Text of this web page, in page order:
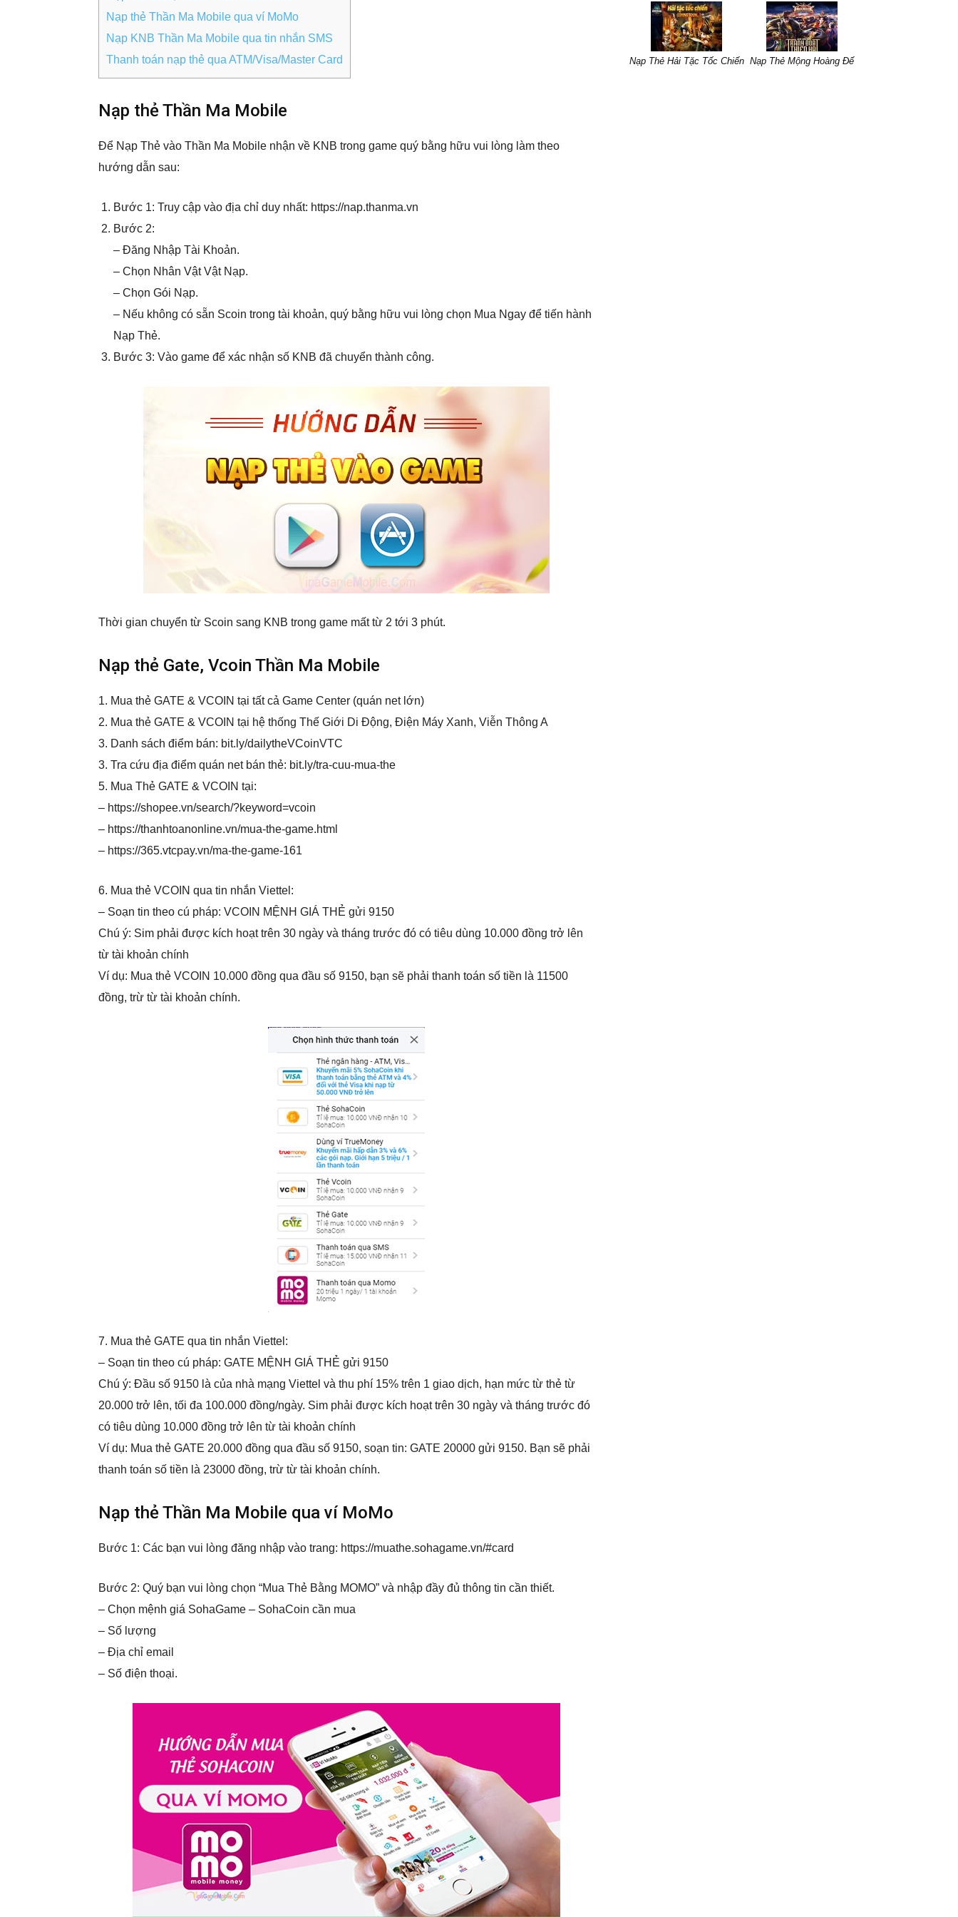
Nạp thẻ Thần Ma Mobile qua ví MoMo
Nạp KNB Thần Ma Mobile qua tin nhắn SMS
Thanh toán nạp thẻ qua ATM/Visa/Master Card
Nạp thẻ Thần Ma Mobile
Để Nạp Thẻ vào Thần Ma Mobile nhận về KNB trong game quý bằng hữu vui lòng làm theo
hướng dẫn sau:
Bước 1: Truy cập vào địa chỉ duy nhất: https://nap.thanma.vn
Bước 2:
– Đăng Nhập Tài Khoản.
– Chọn Nhân Vật Vật Nạp.
– Chọn Gói Nạp.
– Nếu không có sẵn Scoin trong tài khoản, quý bằng hữu vui lòng chọn Mua Ngay để tiến hành
Nạp Thẻ.
Bước 3: Vào game để xác nhận số KNB đã chuyển thành công.
Thời gian chuyển từ Scoin sang KNB trong game mất từ 2 tới 3 phút.
Nạp thẻ Gate, Vcoin Thần Ma Mobile
1. Mua thẻ GATE & VCOIN tại tất cả Game Center (quán net lớn)
2. Mua thẻ GATE & VCOIN tại hệ thống Thế Giới Di Động, Điện Máy Xanh, Viễn Thông A
3. Danh sách điểm bán: bit.ly/dailytheVCoinVTC
3. Tra cứu địa điểm quán net bán thẻ: bit.ly/tra-cuu-mua-the
5. Mua Thẻ GATE & VCOIN tại:
– https://shopee.vn/search/?keyword=vcoin
– https://thanhtoanonline.vn/mua-the-game.html
– https://365.vtcpay.vn/ma-the-game-161
6. Mua thẻ VCOIN qua tin nhắn Viettel:
– Soạn tin theo cú pháp: VCOIN MỆNH GIÁ THẺ gửi 9150
Chú ý: Sim phải được kích hoạt trên 30 ngày và tháng trước đó có tiêu dùng 10.000 đồng trở lên
từ tài khoản chính
Ví dụ: Mua thẻ VCOIN 10.000 đồng qua đầu số 9150, bạn sẽ phải thanh toán số tiền là 11500
đồng, trừ từ tài khoản chính.
7. Mua thẻ GATE qua tin nhắn Viettel:
– Soạn tin theo cú pháp: GATE MỆNH GIÁ THẺ gửi 9150
Chú ý: Đầu số 9150 là của nhà mạng Viettel và thu phí 15% trên 1 giao dịch, hạn mức từ thẻ từ
20.000 trở lên, tối đa 100.000 đồng/ngày. Sim phải được kích hoạt trên 30 ngày và tháng trước đó
có tiêu dùng 10.000 đồng trở lên từ tài khoản chính
Ví dụ: Mua thẻ GATE 20.000 đồng qua đầu số 9150, soạn tin: GATE 20000 gửi 9150. Bạn sẽ phải
thanh toán số tiền là 23000 đồng, trừ từ tài khoản chính.
Nạp thẻ Thần Ma Mobile qua ví MoMo
Bước 1: Các bạn vui lòng đăng nhập vào trang: https://muathe.sohagame.vn/#card
Bước 2: Quý bạn vui lòng chọn “Mua Thẻ Bằng MOMO” và nhập đầy đủ thông tin cần thiết.
– Chọn mệnh giá SohaGame – SohaCoin cần mua
– Số lượng
– Địa chỉ email
– Số điện thoại.
Nạp Thẻ Hải Tặc Tốc Chiến Nạp Thẻ Mộng Hoàng Đế